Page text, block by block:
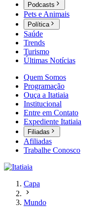
Podcasts
Pets e Animais
Política
Saúde
Trends
Turismo
Últimas Notícias
Quem Somos
Programação
Ouça a Itatiaia
Institucional
Entre em Contato
Expediente Itatiaia
Filiadas
Afiliadas
Trabalhe Conosco
Capa
Mundo